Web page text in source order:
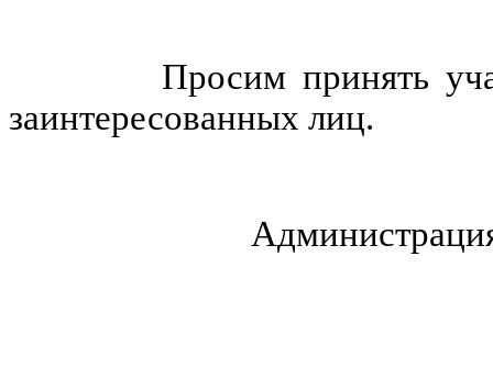
Просим принять
заинтересованных лиц.
Администрация